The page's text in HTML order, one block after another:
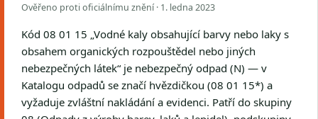
Ověřeno proti oficiálnímu znění · 1. ledna 2023
Kód 08 01 15 „Vodné kaly obsahující barvy nebo laky s
obsahem organických rozpouštědel nebo jiných
nebezpečných látek“ je nebezpečný odpad (N) — v
Katalogu odpadů se značí hvězdičkou (08 01 15*) a
vyžaduje zvláštní nakládání a evidenci. Patří do skupiny